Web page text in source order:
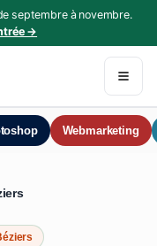
septembre à novembre.
→
Webmarketing